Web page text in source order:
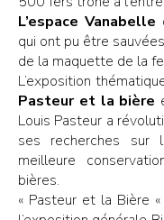
L’espace Vanabelle
qui ont pu être
de la maquette de la
L’exposition
Pasteur et la bière
Louis Pasteur a
ses recherches sur
meilleure
bières.
« Pasteur et la Bière